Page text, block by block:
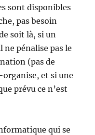
sont disponibles
pas besoin
soit là, si un
pénalise pas le
(pas de
organise, et si une
prévu ce n’est
qui se